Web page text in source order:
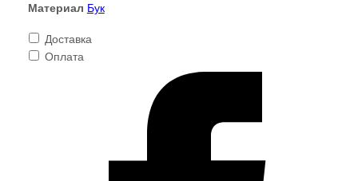
кошки
2х13х11
см,
Материал Бук
Доставка
Оплата